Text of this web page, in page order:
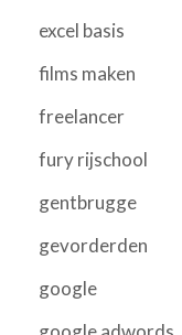
excel basis
films maken
freelancer
fury rijschool
gentbrugge
gevorderden
google